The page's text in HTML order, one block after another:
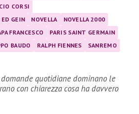
CORSI
GEIN
NOVELLA
NOVELLA 2000
FRANCESCO
PARIS SAINT GERMAIN
BAUDO RALPH FIENNES
SANREMO
quotidiane dominano le
con chiarezza cosa ha davvero